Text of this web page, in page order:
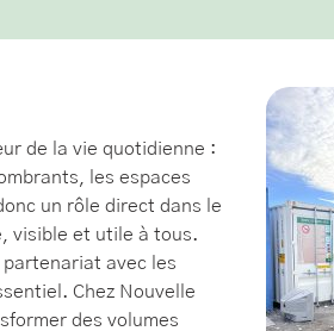
de la vie quotidienne :
les espaces
un rôle direct dans le
visible et utile à tous.
partenariat avec les
Chez Nouvelle
des volumes